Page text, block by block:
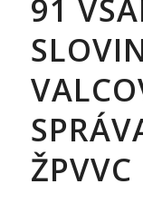
91
ŽPVVC